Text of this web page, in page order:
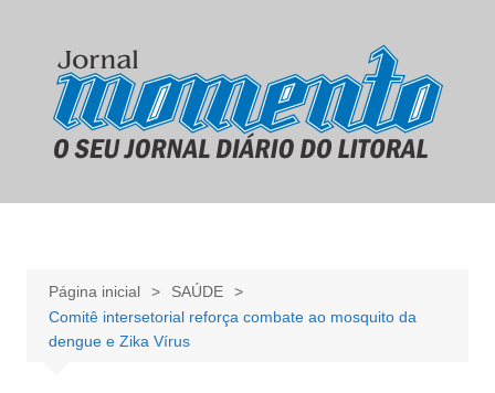
conteúdo
Página inicial
SAÚDE
Comitê intersetorial reforça combate ao mosquito da
dengue e Zika Vírus